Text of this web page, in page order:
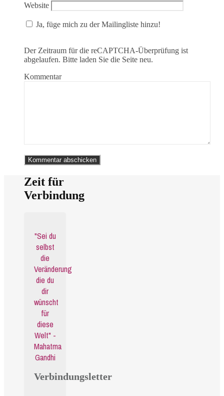
Website
Ja, füge mich zu der Mailingliste hinzu!
Der Zeitraum für die reCAPTCHA-Überprüfung ist
abgelaufen. Bitte laden Sie die Seite neu.
Kommentar
Zeit für
Verbindung
"Sei du
selbst
die
Veränderung
die du
dir
wünscht
für
diese
Welt" -
Mahatma
Gandhi
Verbindungsletter